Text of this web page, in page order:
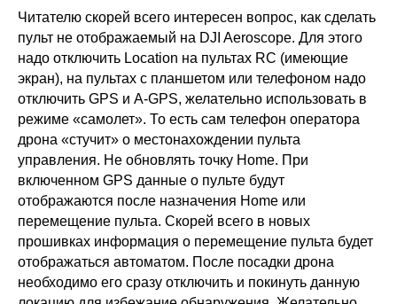
Читателю скорей всего интересен вопрос, как сделать
пульт не отображаемый на DJI Aeroscope. Для этого
надо отключить Location на пультах RC (имеющие
экран), на пультах с планшетом или телефоном надо
отключить GPS и A-GPS, желательно использовать в
режиме «самолет». То есть сам телефон оператора
дрона «стучит» о местонахождении пульта
управления. Не обновлять точку Home. При
включенном GPS данные о пульте будут
отображаются после назначения Home или
перемещение пульта. Скорей всего в новых
прошивках информация о перемещение пульта будет
отображаться автоматом. После посадки дрона
необходимо его сразу отключить и покинуть данную